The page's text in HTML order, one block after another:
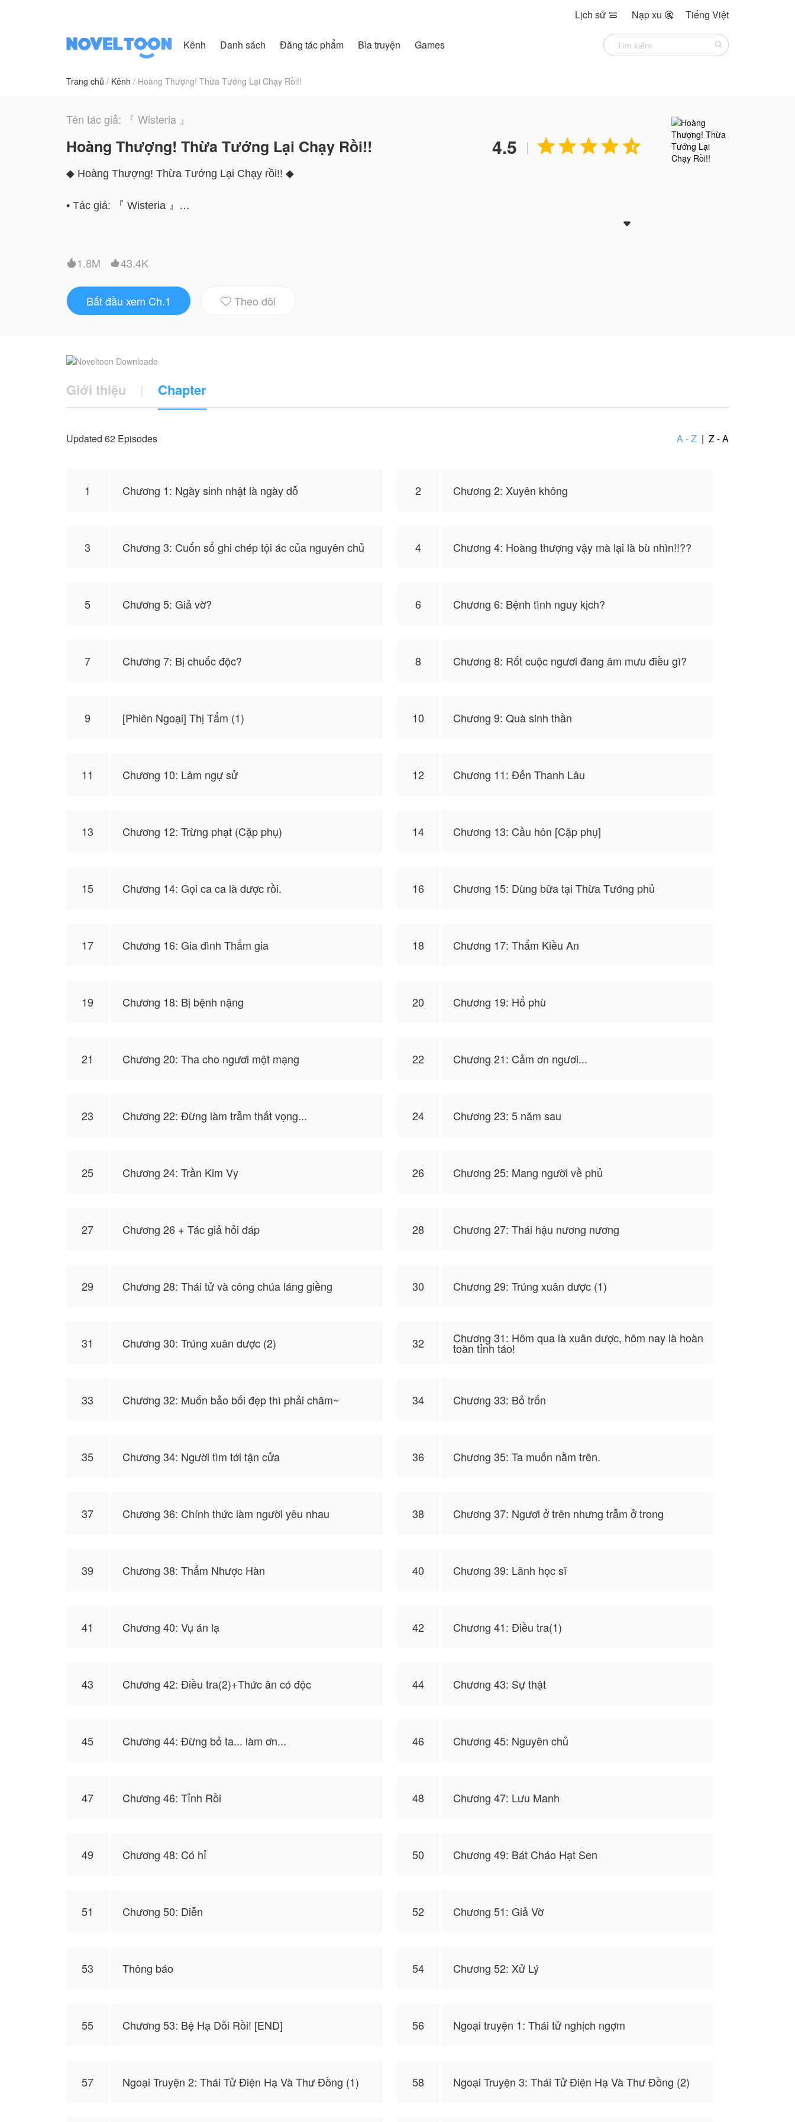
Lịch sử  Nạp xu  Tiếng Việt
Kênh Danh sách Đăng tác phẩm Bìa truyện Games
Trang chủ Kênh Hoàng Thượng! Thừa Tướng Lại Chạy Rồi!!
Tên tác giả: 『 Wisteria 』
Hoàng Thượng! Thừa Tướng Lại Chạy Rồi!! 4.5 | 
◆ Hoàng Thượng! Thừa Tướng Lại Chạy rồi!! ◆
• Tác giả: 『 Wisteria 』
• Văn án: " Tướng phụ, ngươi có chạy đằng trời cũng không thoát khỏi tay trẫm! "
Y là Thẩm Tử Hiên, là một thanh thiếu niên ở hiện đại vừa tốt nghiệp đại học và đang chuẩn bị đón một bữa tiệc sinh
nhật của chính mình cùng với đám bạn cùng trang lứa. Trên đường đi đến nơi tổ chức sinh nhật y bị một chiếc xe tải
Một lần nữa mở mắt, y phát hiện mình đã xuyên không về thời cổ đại trong thân phận của một gian thần tội ác tày trời!!
hành trong triều đều do y nắm giữ, hoàng thượng 5 tuổi không khác gì bù nhìn!
• Thể Loại: Nguyên sang, đam mỹ, cổ đại, niên hạ, ngọt sủng,...
Y là Thẩm Tử Hiên, là một thanh thiếu niên ở hiện đại vừa tốt nghiệp đại học và đang chuẩn bị đón một bữa tiệc sinh
hành trong triều đều do y nắm giữ, hoàng thượng 5 tuổi không khác gì bù nhìn!
Truyện này do 『 Wisteria 』 cho phép NovelToon đăng tải, nội dung chỉ là quan điểm của bản thân tác giả, không thể

 1.8M 43.4K
Bắt đầu xem Ch.1  Theo dõi
Giới thiệu | Chapter
Updated 62 Episodes A - Z | Z - A
1 Chương 1: Ngày sinh nhật là ngày dỗ 2 Chương 2: Xuyên không
3 Chương 3: Cuốn sổ ghi chép tội ác của nguyên chủ 4 Chương 4: Hoàng thượng vậy mà lại là bù nhìn!!??
5 Chương 5: Giả vờ? 6 Chương 6: Bệnh tình nguy kịch?
7 Chương 7: Bị chuốc độc? 8 Chương 8: Rốt cuộc ngươi đang âm mưu điều gì?
9 [Phiên Ngoại] Thị Tẩm (1) 10 Chương 9: Quà sinh thần
11 Chương 10: Lâm ngự sử 12 Chương 11: Đến Thanh Lâu
13 Chương 12: Trừng phạt (Cặp phụ) 14 Chương 13: Cầu hôn [Cặp phụ]
15 Chương 14: Gọi ca ca là được rồi. 16 Chương 15: Dùng bữa tại Thừa Tướng phủ
17 Chương 16: Gia đình Thẩm gia 18 Chương 17: Thẩm Kiều An
19 Chương 18: Bị bệnh nặng 20 Chương 19: Hổ phù
21 Chương 20: Tha cho ngươi một mạng 22 Chương 21: Cảm ơn ngươi...
23 Chương 22: Đừng làm trẫm thất vọng... 24 Chương 23: 5 năm sau
25 Chương 24: Trần Kim Vy 26 Chương 25: Mang người về phủ
27 Chương 26 + Tác giả hỏi đáp 28 Chương 27: Thái hậu nương nương
29 Chương 28: Thái tử và công chúa láng giềng 30 Chương 29: Trúng xuân dược (1)
31 Chương 30: Trúng xuân dược (2) 32 Chương 31: Hôm qua là xuân dược, hôm nay là hoàn
toàn tỉnh táo!
33 Chương 32: Muốn bảo bối đẹp thì phải chăm~ 34 Chương 33: Bỏ trốn
35 Chương 34: Người tìm tới tận cửa 36 Chương 35: Ta muốn nằm trên.
37 Chương 36: Chính thức làm người yêu nhau 38 Chương 37: Ngươi ở trên nhưng trẫm ở trong
39 Chương 38: Thẩm Nhược Hàn 40 Chương 39: Lãnh học sĩ
41 Chương 40: Vụ án lạ 42 Chương 41: Điều tra(1)
43 Chương 42: Điều tra(2)+Thức ăn có độc 44 Chương 43: Sự thật
45 Chương 44: Đừng bỏ ta... làm ơn... 46 Chương 45: Nguyên chủ
47 Chương 46: Tỉnh Rồi 48 Chương 47: Lưu Manh
49 Chương 48: Có hỉ 50 Chương 49: Bát Cháo Hạt Sen
51 Chương 50: Diễn 52 Chương 51: Giả Vờ
53 Thông báo 54 Chương 52: Xử Lý
55 Chương 53: Bệ Hạ Dỗi Rồi! [END] 56 Ngoại truyện 1: Thái tử nghịch ngợm
57 Ngoại Truyện 2: Thái Tử Điện Hạ Và Thư Đồng (1) 58 Ngoại Truyện 3: Thái Tử Điện Hạ Và Thư Đồng (2)